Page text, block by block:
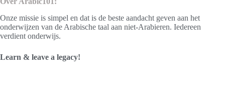
Onze missie is simpel en dat is de beste aandacht geven aan het
onderwijzen van de Arabische taal aan niet-Arabieren. Iedereen
verdient onderwijs.
Learn & leave a legacy!